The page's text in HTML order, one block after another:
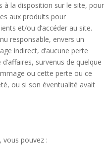
la disposition sur le site, pour
aux produits pour
et/ou d’accéder au site.
responsable, envers un
indirect, d’aucune perte
survenus de quelque
ou cette perte ou ce
ou si son éventualité avait
pouvez :